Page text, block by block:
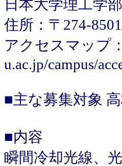
日本大学理工学
住所：〒274-
アクセスマップ
u.ac.jp/campus/
■主な募集対象
■内容
瞬間冷却光線、